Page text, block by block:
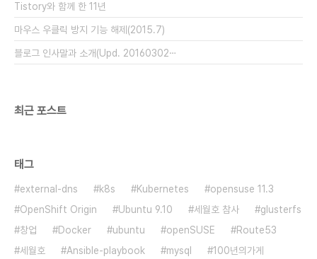
새들이 즐겨 먹는다고 하는데,..
Tistory와 함께 한 11년
마우스 우클릭 방지 기능 해제(2015.7)
블로그 인사말과 소개(Upd. 20160302⋯
최근 포스트
태그
external-dns k8s Kubernetes
opensuse 11.3
OpenShift Origin
Ubuntu 9.10 세월호 참사
glusterfs
창업
Docker ubuntu openSUSE
Route53
세월호
Ansible-playbook mysql
100년의가게